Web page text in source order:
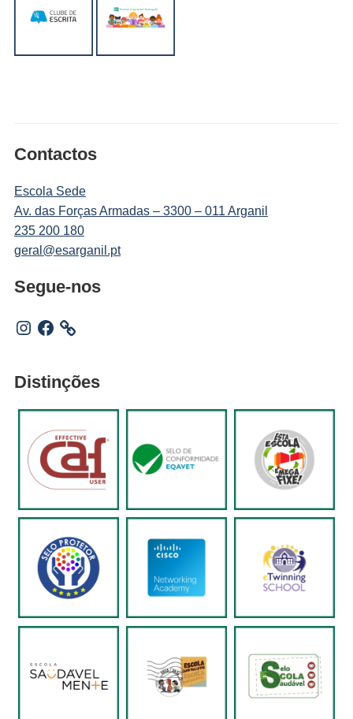
Contactos
Escola Sede
Av. das Forças Armadas – 3300 – 011 Arganil
235 200 180
geral@esarganil.pt
Segue-nos
Instagram
Facebook
Distinções